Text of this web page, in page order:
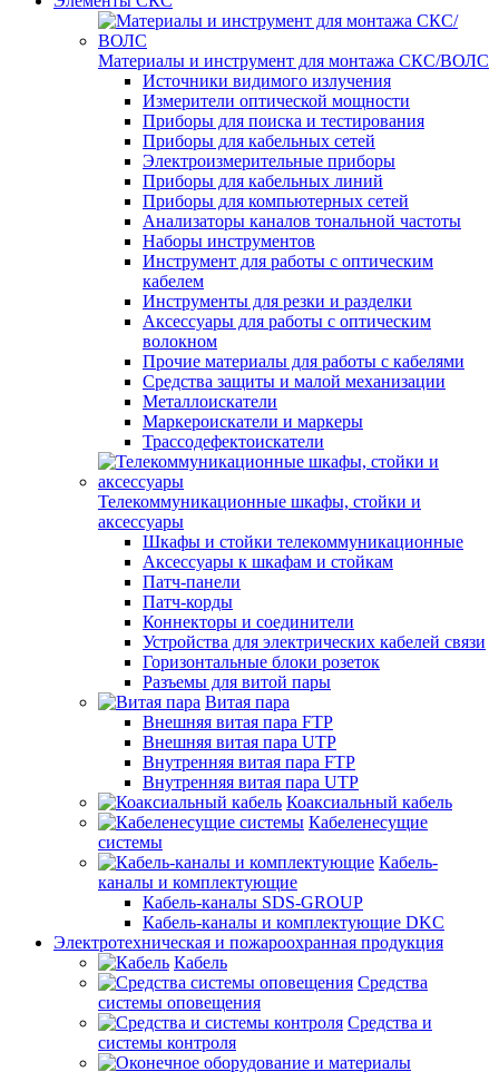
Материалы и инструмент для монтажа СКС/ВОЛС
Источники видимого излучения
Измерители оптической мощности
Приборы для поиска и тестирования
Приборы для кабельных сетей
Электроизмерительные приборы
Приборы для кабельных линий
Приборы для компьютерных сетей
Анализаторы каналов тональной частоты
Наборы инструментов
Инструмент для работы с оптическим
кабелем
Инструменты для резки и разделки
Аксессуары для работы с оптическим
волокном
Прочие материалы для работы с кабелями
Средства защиты и малой механизации
Металлоискатели
Маркероискатели и маркеры
Трассодефектоискатели
Телекоммуникационные шкафы, стойки и
аксессуары
Шкафы и стойки телекоммуникационные
Аксессуары к шкафам и стойкам
Патч-панели
Патч-корды
Коннекторы и соединители
Устройства для электрических кабелей связи
Горизонтальные блоки розеток
Разъемы для витой пары
Витая пара
Внешняя витая пара FTP
Внешняя витая пара UTP
Внутренняя витая пара FTP
Внутренняя витая пара UTP
Коаксиальный кабель
Кабеленесущие
системы
Кабель-
каналы и комплектующие
Кабель-каналы SDS-GROUP
Кабель-каналы и комплектующие DKC
Электротехническая и пожароохранная продукция
Кабель
Средства
системы оповещения
Средства и
системы контроля